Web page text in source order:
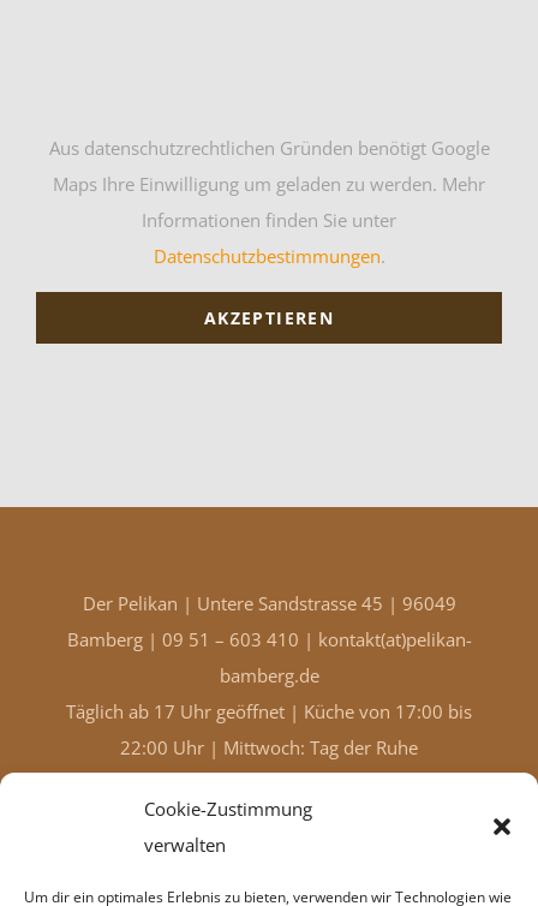
Cookie-Zustimmung
verwalten
Um dir ein optimales Erlebnis zu bieten, verwenden wir Technologien wie
Aus datenschutzrechtlichen Gründen benötigt Google
Maps Ihre Einwilligung um geladen zu werden. Mehr
Informationen finden Sie unter
Datenschutzbestimmungen.
AKZEPTIEREN
Der Pelikan | Untere Sandstrasse 45 | 96049
Bamberg | 09 51 – 603 410 | kontakt(at)pelikan-
bamberg.de
Täglich ab 17 Uhr geöffnet | Küche von 17:00 bis
22:00 Uhr | Mittwoch: Tag der Ruhe
Impressum |Disclaimer |
Datenschutzbestimmungen |